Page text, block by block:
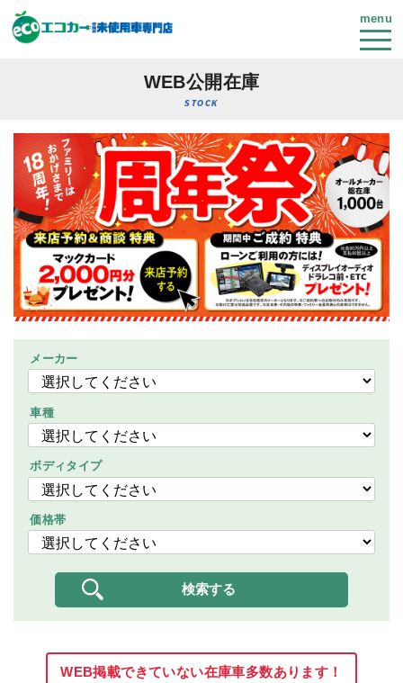
menu
WEB公開在庫
STOCK
メーカー
車種
ボディタイプ
価格帯
WEB掲載できていない在庫車多数あります！